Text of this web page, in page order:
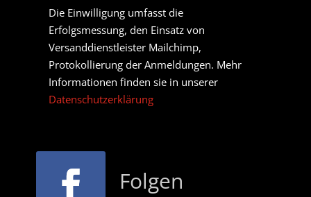
Die Einwilligung umfasst die
Erfolgsmessung, den Einsatz von
Versanddienstleister Mailchimp,
Protokollierung der Anmeldungen. Mehr
Informationen finden sie in unserer
Datenschutzerklärung
Folgen